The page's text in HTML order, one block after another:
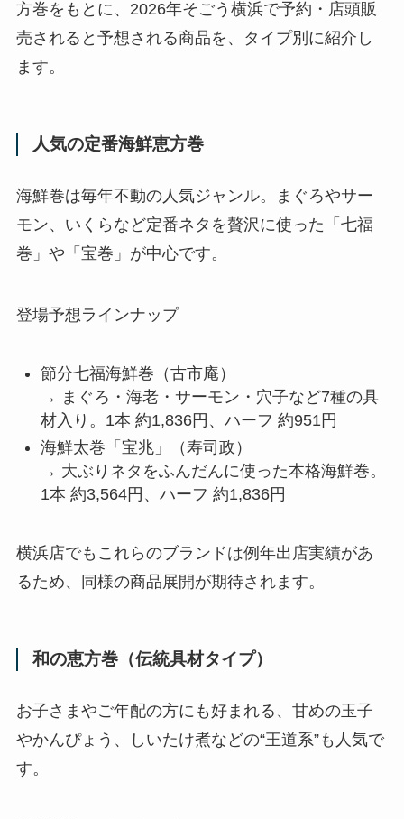
方巻をもとに、2026年そごう横浜で予約・店頭販
売されると予想される商品を、タイプ別に紹介し
ます。
人気の定番海鮮恵方巻
海鮮巻は毎年不動の人気ジャンル。まぐろやサー
モン、いくらなど定番ネタを贅沢に使った「七福
巻」や「宝巻」が中心です。
登場予想ラインナップ
節分七福海鮮巻（古市庵）
→ まぐろ・海老・サーモン・穴子など7種の具
材入り。1本 約1,836円、ハーフ 約951円
海鮮太巻「宝兆」（寿司政）
→ 大ぶりネタをふんだんに使った本格海鮮巻。
1本 約3,564円、ハーフ 約1,836円
横浜店でもこれらのブランドは例年出店実績があ
るため、同様の商品展開が期待されます。
和の恵方巻（伝統具材タイプ）
お子さまやご年配の方にも好まれる、甘めの玉子
やかんぴょう、しいたけ煮などの“王道系”も人気で
す。